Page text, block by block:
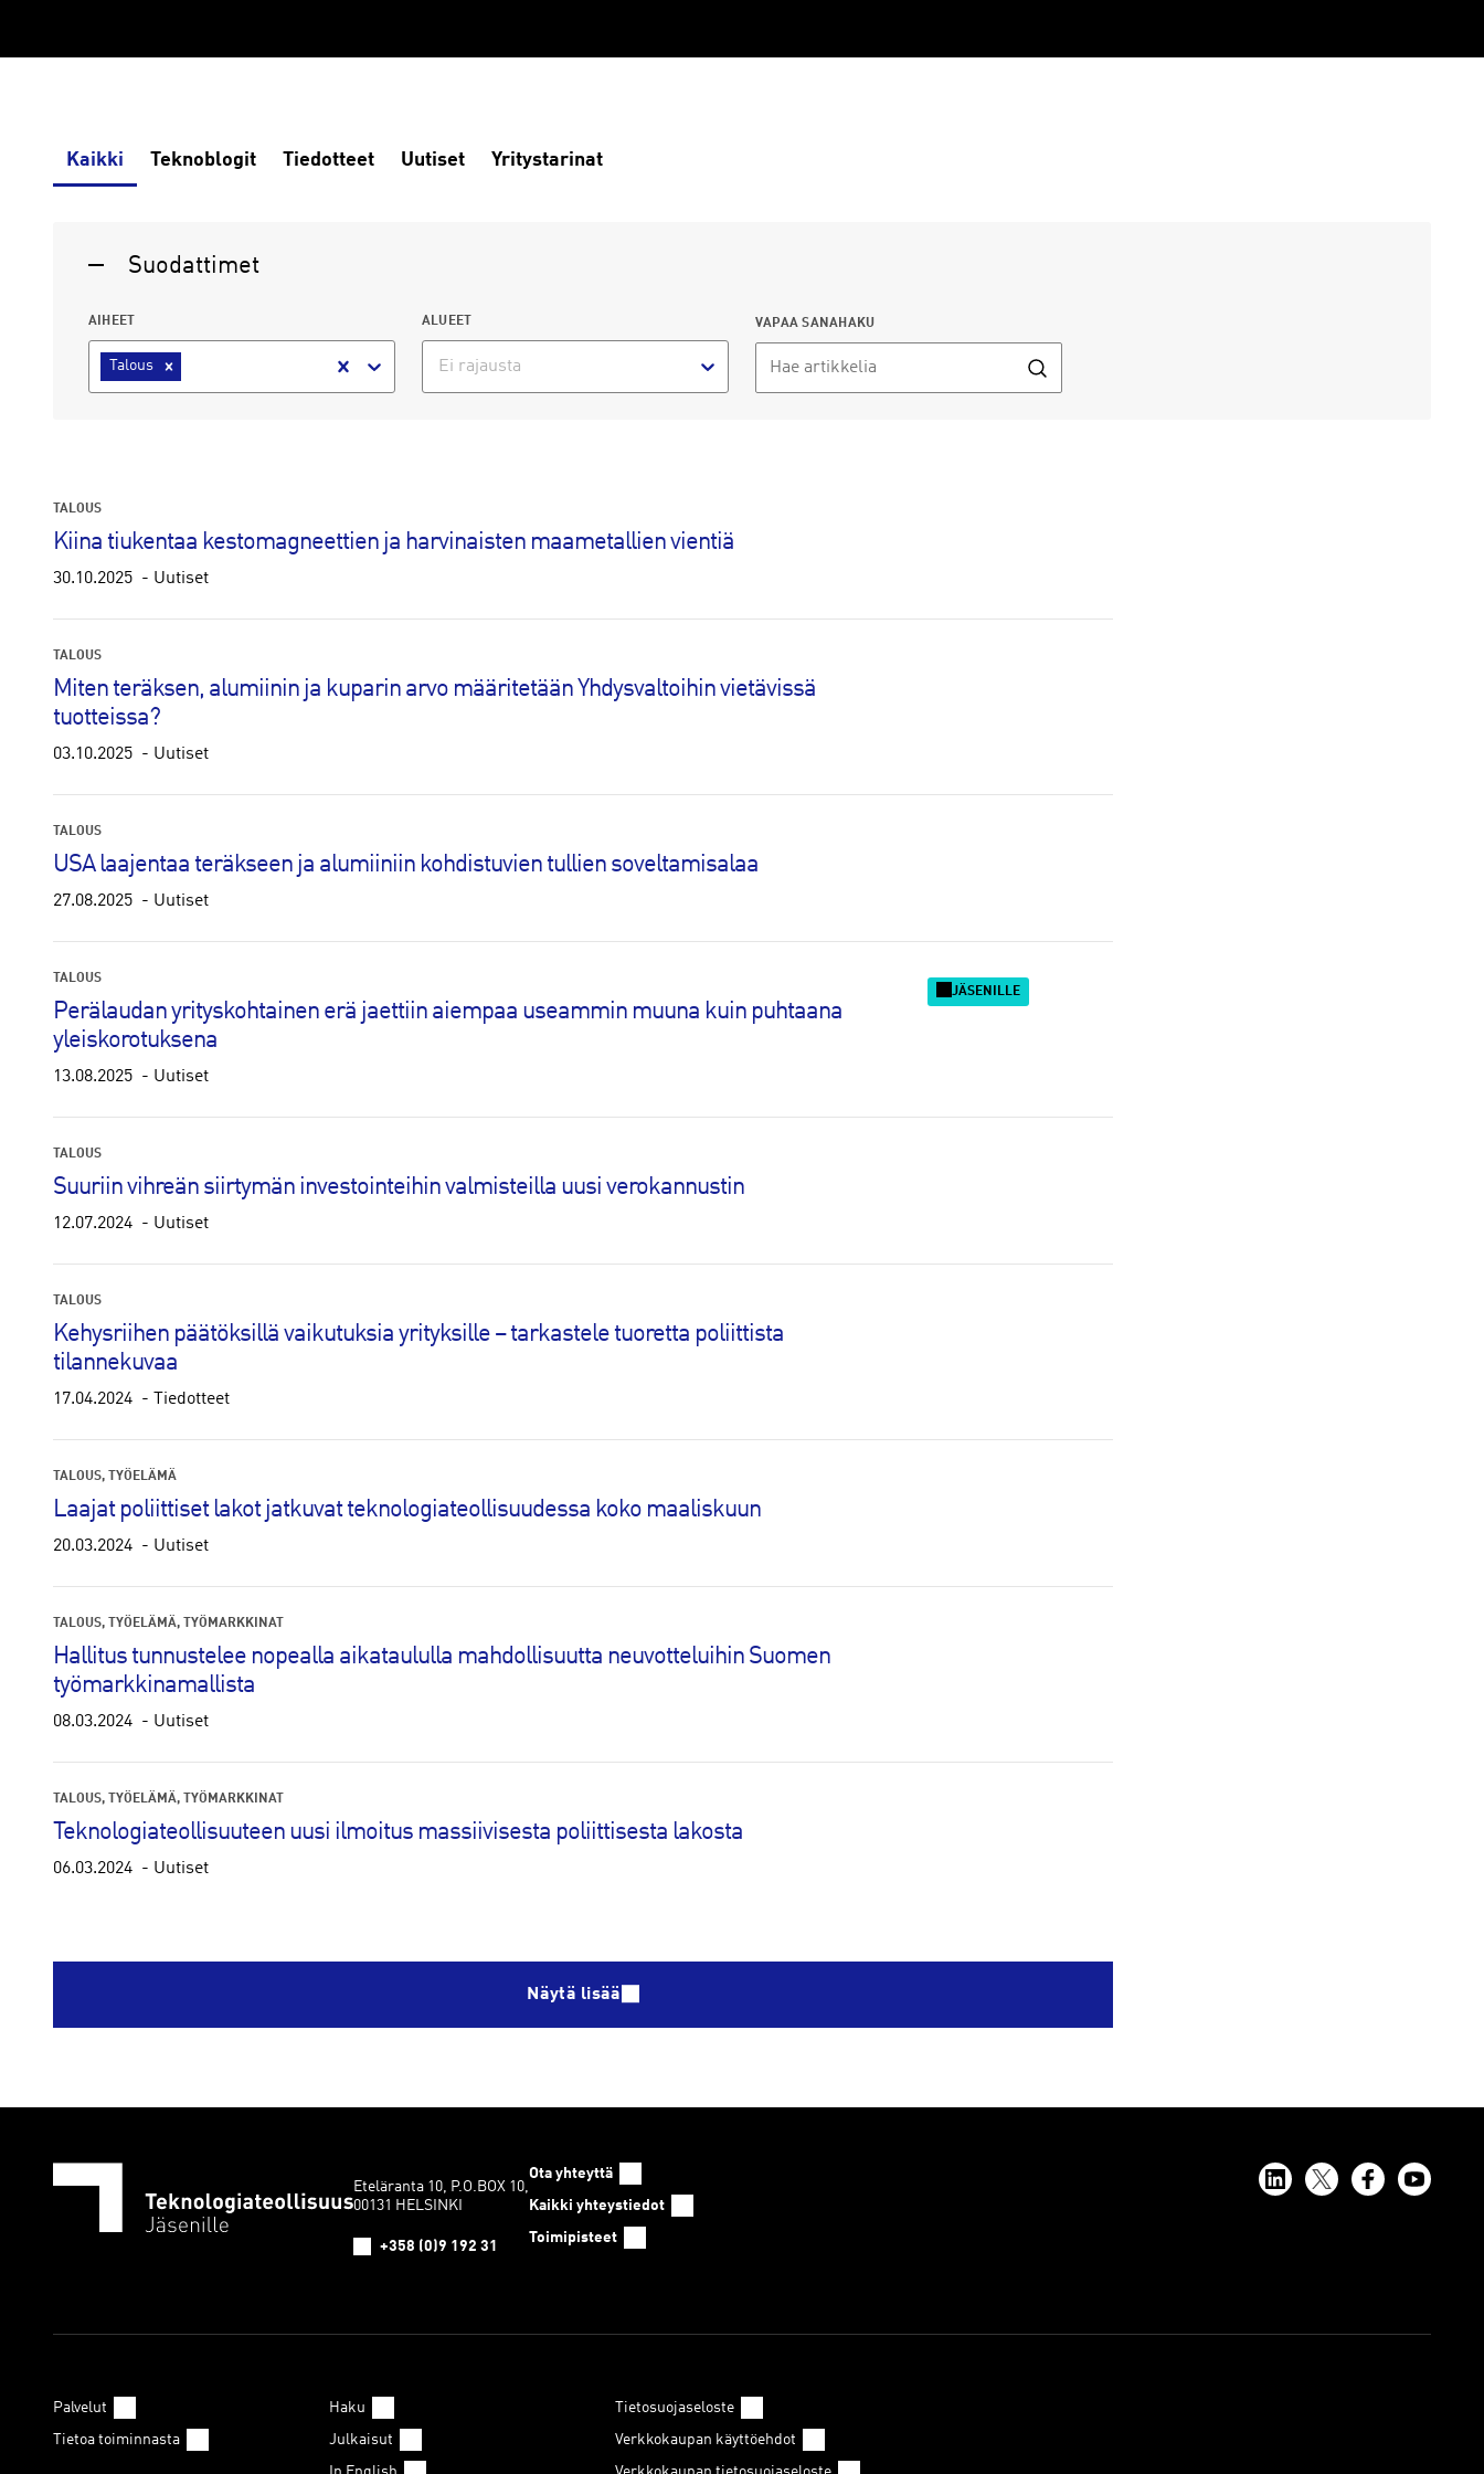
Kaikki Teknoblogit Tiedotteet Uutiset Yritystarinat
Suodattimet
AIHEET
Talous
ALUEET
Ei rajausta
VAPAA SANAHAKU
TALOUS
Kiina tiukentaa kestomagneettien ja harvinaisten maametallien vientiä
30.10.2025 Uutiset
TALOUS
Miten teräksen, alumiinin ja kuparin arvo määritetään Yhdysvaltoihin vietävissä
tuotteissa?
03.10.2025 Uutiset
TALOUS
USA laajentaa teräkseen ja alumiiniin kohdistuvien tullien soveltamisalaa
27.08.2025 Uutiset
TALOUS
Perälaudan yrityskohtainen erä jaettiin aiempaa useammin muuna kuin puhtaana
yleiskorotuksena
13.08.2025 Uutiset
JÄSENILLE
TALOUS
Suuriin vihreän siirtymän investointeihin valmisteilla uusi verokannustin
12.07.2024 Uutiset
TALOUS
Kehysriihen päätöksillä vaikutuksia yrityksille – tarkastele tuoretta poliittista
tilannekuvaa
17.04.2024 Tiedotteet
TALOUS TYÖELÄMÄ
Laajat poliittiset lakot jatkuvat teknologiateollisuudessa koko maaliskuun
20.03.2024 Uutiset
TALOUS TYÖELÄMÄ TYÖMARKKINAT
Hallitus tunnustelee nopealla aikataululla mahdollisuutta neuvotteluihin Suomen
työmarkkinamallista
08.03.2024 Uutiset
TALOUS TYÖELÄMÄ TYÖMARKKINAT
Teknologiateollisuuteen uusi ilmoitus massiivisesta poliittisesta lakosta
06.03.2024 Uutiset
Näytä lisää
Eteläranta 10, P.O.BOX 10,
00131 HELSINKI
+358 (0)9 192 31
Ota yhteyttä
Kaikki yhteystiedot
Toimipisteet
Palvelut
Tietoa toiminnasta
Haku
Julkaisut
Tietosuojaseloste
Verkkokaupan käyttöehdot